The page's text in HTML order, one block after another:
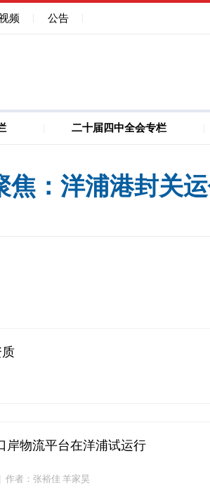
频 公告
二十届四中全会专栏
焦：洋浦港封关
岸物流平台在洋浦试运行
作者：张裕佳 羊家昊